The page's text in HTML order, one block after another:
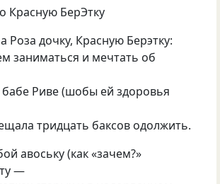
Красную БерЭтку
Роза дочку, Красную Берэтку:
заниматься и мечтать об
бабе Риве (шобы ей здоровья
тридцать баксов одолжить.
авоську (как «зачем?»
—